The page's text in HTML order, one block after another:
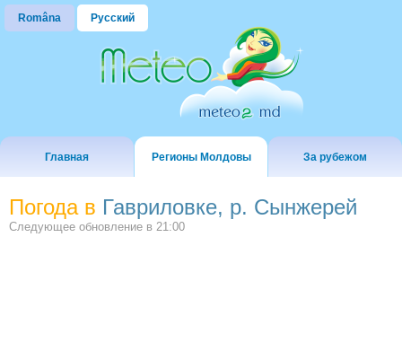
Româna Русский
Главная Регионы Молдовы За рубежом
Погода в Гавриловке, р. Сынжерей
Следующее обновление в 21:00